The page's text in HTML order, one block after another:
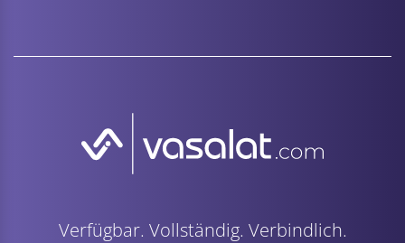
Verfügbar. Vollständig. Verbindlich.